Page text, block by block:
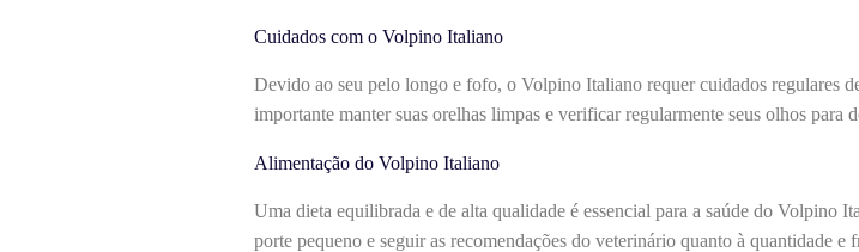
Cuidados com o Volpino Italiano
Devido ao seu pelo longo e fofo, o Volpino Italiano requer cuidados regulares
importante manter suas orelhas limpas e verificar regularmente seus olhos para
Alimentação do Volpino Italiano
Uma dieta equilibrada e de alta qualidade é essencial para a saúde do Volpino
porte pequeno e seguir as recomendações do veterinário quanto à quantidade e